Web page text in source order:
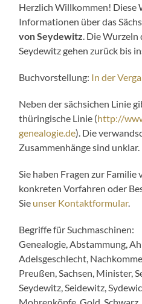
Herzlich Willkommen! Diese
Informationen über das
von Seydewitz . Die
Seydewitz gehen zurück bis
Buchvorstellung: In der
Neben der sächsichen Linie
thüringische Linie (http://
genealogie.de). Die
Zusammenhänge sind unklar.
Sie haben Fragen zur Familie
konkreten Vorfahren oder
Sie unser Kontaktformular.
Begriffe für Suchmaschinen:
Genealogie, Abstammung,
Adelsgeschlecht,
Preußen, Sachsen, Minister,
Seydewitz, Seidewitz,
Mohrenköpfe, Gold,